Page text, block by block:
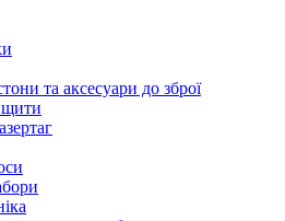
та аксесуари до зброї
щити